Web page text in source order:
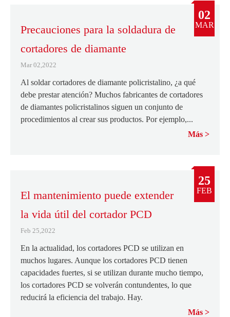
Precauciones para la soldadura de
cortadores de diamante
Mar 02,2022
Al soldar cortadores de diamante policristalino, ¿a qué
debe prestar atención? Muchos fabricantes de cortadores
de diamantes policristalinos siguen un conjunto de
procedimientos al crear sus productos. Por ejemplo,...
Más
02
MAR
El mantenimiento puede extender
la vida útil del cortador PCD
Feb 25,2022
En la actualidad, los cortadores PCD se utilizan en
muchos lugares. Aunque los cortadores PCD tienen
capacidades fuertes, si se utilizan durante mucho tiempo,
los cortadores PCD se volverán contundentes, lo que
reducirá la eficiencia del trabajo. Hay.
Más
25
FEB